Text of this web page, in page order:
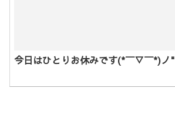
今日はひとりお休みです(*￣▽￣*)ノ"